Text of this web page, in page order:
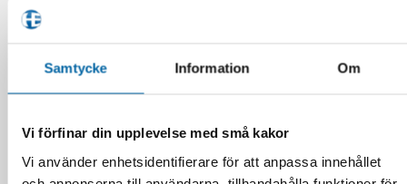
Samtycke Information Om
Vi förfinar din upplevelse med små kakor
Vi använder enhetsidentifierare för att anpassa innehållet
RELATERADE PRODUKTER